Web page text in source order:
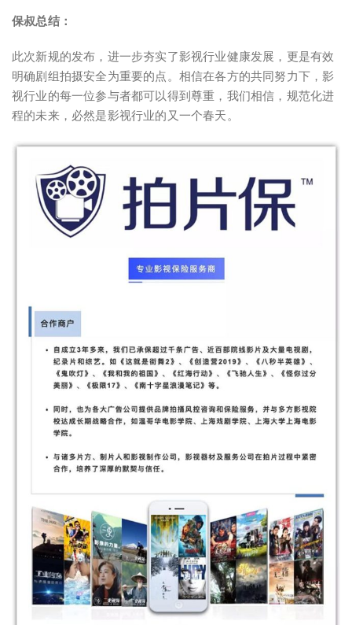
保叔总结：
此次新规的发布，进一步夯实了影视行业健康发展，更是有效
明确剧组拍摄安全为重要的点。相信在各方的共同努力下，影
视行业的每一位参与者都可以得到尊重，我们相信，规范化进
程的未来，必然是影视行业的又一个春天。